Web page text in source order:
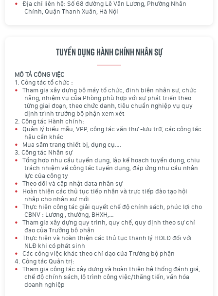
Địa chỉ liên hệ: Số 68 đường Lê Văn Lương, Phường Nhân
Chính, Quận Thanh Xuân, Hà Nội
Tuyển dụng Hành chính nhân sự
MÔ TẢ CÔNG VIỆC
1. Công tác tổ chức :
Tham gia xây dựng bộ máy tổ chức, định biên nhân sự, chức
năng, nhiệm vụ của Phòng phù hợp với sự phát triển theo
từng giai đoạn, theo chức danh, tiêu chuẩn nghiệp vụ quy
định trình trưởng bộ phận xem xét
2. Công tác Hành chính:
Quản lý biểu mẫu, VPP, công tác văn thư -lưu trữ, các công tác
hậu cần khác
Mua sắm trang thiết bị, dụng cụ….
3. Công tác Nhân sự
Tổng hợp nhu cầu tuyển dụng, lập kế hoạch tuyển dụng, chịu
trách nhiệm về công tác tuyển dụng, đáp ứng nhu cầu nhân
lực của công ty
Theo dõi và cập nhật data nhân sự
Hoàn thiện các thủ tục tiếp nhận và trực tiếp đào tạo hội
nhập cho nhân sự mới
Thực hiện công tác giải quyết chế độ chính sách, phúc lợi cho
CBNV : Lương , thưởng, BHXH,…
Tham gia xây dựng quy trình, quy chế, quy định theo sự chỉ
đạo của Trưởng bộ phận
Thực hiện và hoàn thiện các thủ tục thanh lý HĐLĐ đối với
NLĐ khi có phát sinh
Các công việc khác theo chỉ đạo của Trưởng bộ phận
4. Công tác Quản trị:
Tham gia công tác xây dựng và hoàn thiện hệ thống đánh giá,
chế độ chính sách, lộ trình công việc/thăng tiến, văn hóa
doanh nghiệp